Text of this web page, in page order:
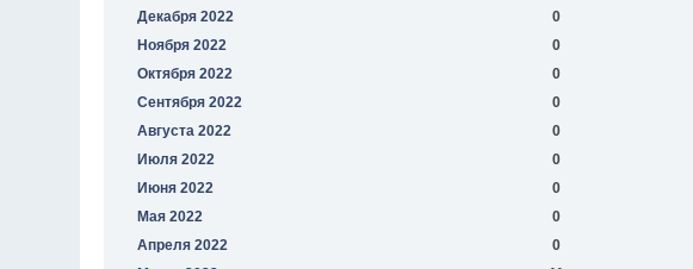
Декабря 2022
0
Ноября 2022
0
Октября 2022
0
Сентября 2022
0
Августа 2022
0
Июля 2022
0
Июня 2022
0
Мая 2022
0
Апреля 2022
0